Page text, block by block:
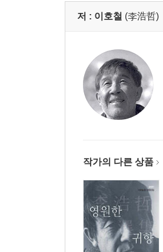
저 : 이호철 (李浩哲)
작가의 다른 상품